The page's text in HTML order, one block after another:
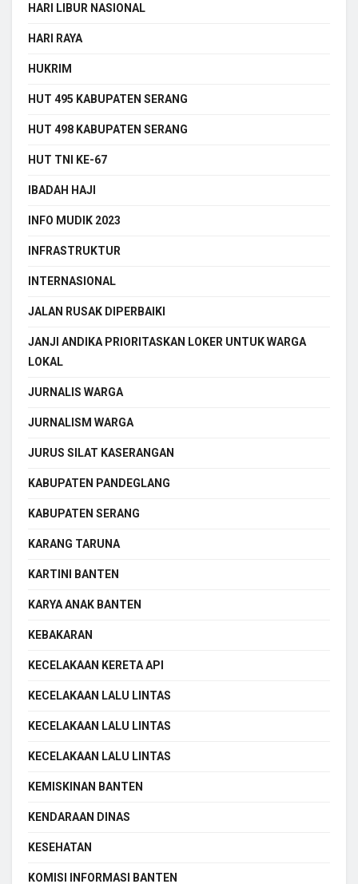
HARI LIBUR NASIONAL
HARI RAYA
HUKRIM
HUT 495 KABUPATEN SERANG
HUT 498 KABUPATEN SERANG
HUT TNI KE-67
IBADAH HAJI
INFO MUDIK 2023
INFRASTRUKTUR
INTERNASIONAL
JALAN RUSAK DIPERBAIKI
JANJI ANDIKA PRIORITASKAN LOKER UNTUK WARGA
LOKAL
JURNALIS WARGA
JURNALISM WARGA
JURUS SILAT KASERANGAN
KABUPATEN PANDEGLANG
KABUPATEN SERANG
KARANG TARUNA
KARTINI BANTEN
KARYA ANAK BANTEN
KEBAKARAN
KECELAKAAN KERETA API
KECELAKAAN LALU LINTAS
KECELAKAAN LALU LINTAS
KECELAKAAN LALU LINTAS
KEMISKINAN BANTEN
KENDARAAN DINAS
KESEHATAN
KOMISI INFORMASI BANTEN